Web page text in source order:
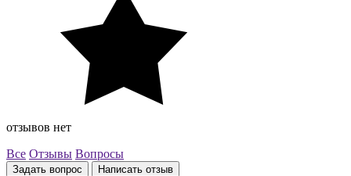
отзывов нет
Все Отзывы Вопросы
Задать вопрос Написать отзыв